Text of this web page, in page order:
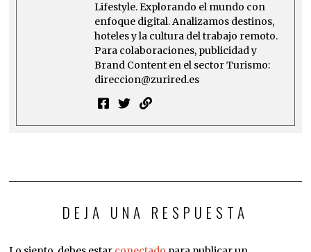
Lifestyle. Explorando el mundo con
enfoque digital. Analizamos destinos,
hoteles y la cultura del trabajo remoto.
Para colaboraciones, publicidad y
Brand Content en el sector Turismo:
direccion@zurired.es
DEJA UNA RESPUESTA